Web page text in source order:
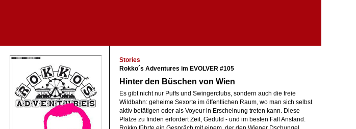
Stories
Rokko´s Adventures im EVOLVER #105
Hinter den Büschen von Wien
Es gibt nicht nur Puffs und Swingerclubs, sondern auch die freie
Wildbahn: geheime Sexorte im öffentlichen Raum, wo man sich selbst
aktiv betätigen oder als Voyeur in Erscheinung treten kann. Diese
Plätze zu finden erfordert Zeit, Geduld - und im besten Fall Anstand.